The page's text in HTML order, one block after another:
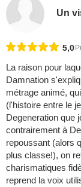
Un
5,0
La raison pour
Damnation
métrage animé,
(l'histoire entre le
Degeneration que
contrairement à
repoussant (alors
plus classe!), on
charismatiques
reprend la voix